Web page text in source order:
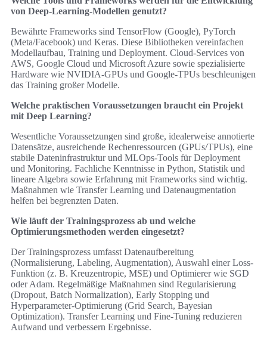
von Deep-Learning-Modellen genutzt?
Bewährte Frameworks sind TensorFlow (Google), PyTorch
(Meta/Facebook) und Keras. Diese Bibliotheken vereinfachen
Modellaufbau, Training und Deployment. Cloud-Services von
AWS, Google Cloud und Microsoft Azure sowie spezialisierte
Hardware wie NVIDIA-GPUs und Google-TPUs beschleunigen
das Training großer Modelle.
Welche praktischen Voraussetzungen braucht ein Projekt
mit Deep Learning?
Wesentliche Voraussetzungen sind große, idealerweise annotierte
Datensätze, ausreichende Rechenressourcen (GPUs/TPUs), eine
stabile Dateninfrastruktur und MLOps-Tools für Deployment
und Monitoring. Fachliche Kenntnisse in Python, Statistik und
lineare Algebra sowie Erfahrung mit Frameworks sind wichtig.
Maßnahmen wie Transfer Learning und Datenaugmentation
helfen bei begrenzten Daten.
Wie läuft der Trainingsprozess ab und welche
Optimierungsmethoden werden eingesetzt?
Der Trainingsprozess umfasst Datenaufbereitung
(Normalisierung, Labeling, Augmentation), Auswahl einer Loss-
Funktion (z. B. Kreuzentropie, MSE) und Optimierer wie SGD
oder Adam. Regelmäßige Maßnahmen sind Regularisierung
(Dropout, Batch Normalization), Early Stopping und
Hyperparameter-Optimierung (Grid Search, Bayesian
Optimization). Transfer Learning und Fine-Tuning reduzieren
Aufwand und verbessern Ergebnisse.